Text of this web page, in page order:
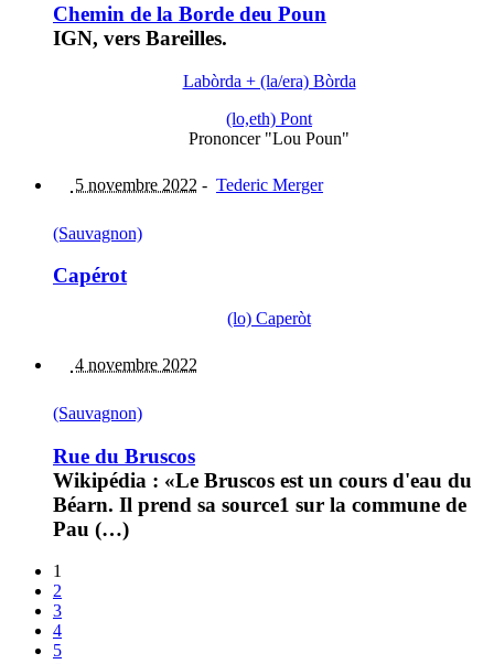
Chemin de la Borde deu Poun
IGN, vers Bareilles.
Labòrda + (la/era) Bòrda
(lo,eth) Pont
Prononcer "Lou Poun"
5 novembre 2022 - Tederic Merger
(Sauvagnon)
Capérot
(lo) Caperòt
4 novembre 2022
(Sauvagnon)
Rue du Bruscos
Wikipédia : «Le Bruscos est un cours d'eau du
Béarn. Il prend sa source1 sur la commune de
Pau (…)
1
2
3
4
5